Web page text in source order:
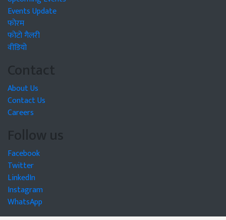
Events Update
फोरम
फोटो गैलरी
वीडियो
Contact
About Us
Contact Us
Careers
Follow us
Facebook
Twitter
LinkedIn
Instagram
WhatsApp